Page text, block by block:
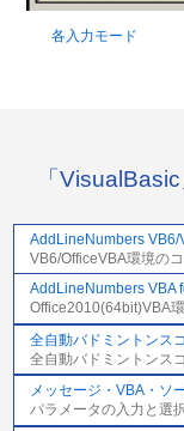
各入力モード
「
AddLineNumbers VB6/
VB6/OfficeVBA環境の
AddLineNumbers VBA
Office2010(64bit)VBA
全自動バドミントンス
全自動バドミントンス
メッセージ・VBA・ソ
パラメータの入力と選